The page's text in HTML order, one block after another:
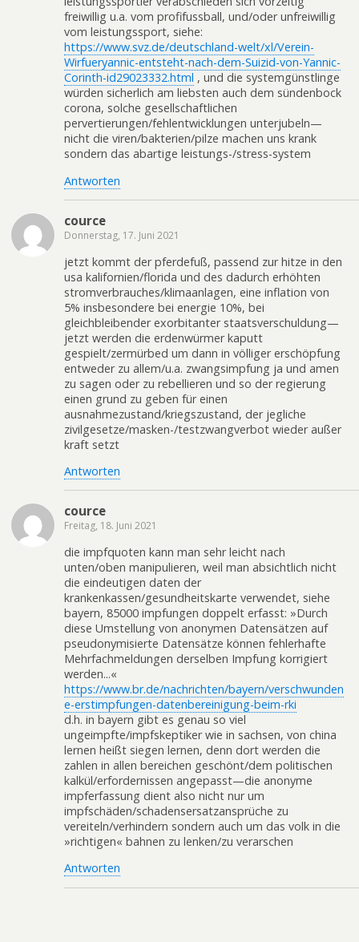
freiwillig u.a. vom profifussball, und/oder unfreiwillig
vom leistungssport, siehe:
https://www.svz.de/deutschland-welt/xl/Verein-
Wirfueryannic-entsteht-nach-dem-Suizid-von-Yannic-
Corinth-id29023332.html , und die systemgünstlinge
würden sicherlich am liebsten auch dem sündenbock
corona, solche gesellschaftlichen
pervertierungen/fehlentwicklungen unterjubeln—
nicht die viren/bakterien/pilze machen uns krank
sondern das abartige leistungs-/stress-system
Antworten
cource
Donnerstag, 17. Juni 2021
jetzt kommt der pferdefuß, passend zur hitze in den
usa kalifornien/florida und des dadurch erhöhten
stromverbrauches/klimaanlagen, eine inflation von
5% insbesondere bei energie 10%, bei
gleichbleibender exorbitanter staatsverschuldung—
jetzt werden die erdenwürmer kaputt
gespielt/zermürbed um dann in völliger erschöpfung
entweder zu allem/u.a. zwangsimpfung ja und amen
zu sagen oder zu rebellieren und so der regierung
einen grund zu geben für einen
ausnahmezustand/kriegszustand, der jegliche
zivilgesetze/masken-/testzwangverbot wieder außer
kraft setzt
Antworten
cource
Freitag, 18. Juni 2021
die impfquoten kann man sehr leicht nach
unten/oben manipulieren, weil man absichtlich nicht
die eindeutigen daten der
krankenkassen/gesundheitskarte verwendet, siehe
bayern, 85000 impfungen doppelt erfasst: »Durch
diese Umstellung von anonymen Datensätzen auf
pseudonymisierte Datensätze können fehlerhafte
Mehrfachmeldungen derselben Impfung korrigiert
werden...«
https://www.br.de/nachrichten/bayern/verschwunden
e-erstimpfungen-datenbereinigung-beim-rki
d.h. in bayern gibt es genau so viel
ungeimpfte/impfskeptiker wie in sachsen, von china
lernen heißt siegen lernen, denn dort werden die
zahlen in allen bereichen geschönt/dem politischen
kalkül/erfordernissen angepasst—die anonyme
impferfassung dient also nicht nur um
impfschäden/schadensersatzansprüche zu
vereiteln/verhindern sondern auch um das volk in die
»richtigen« bahnen zu lenken/zu verarschen
Antworten